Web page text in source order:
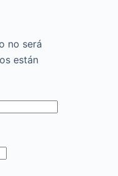
no será
están